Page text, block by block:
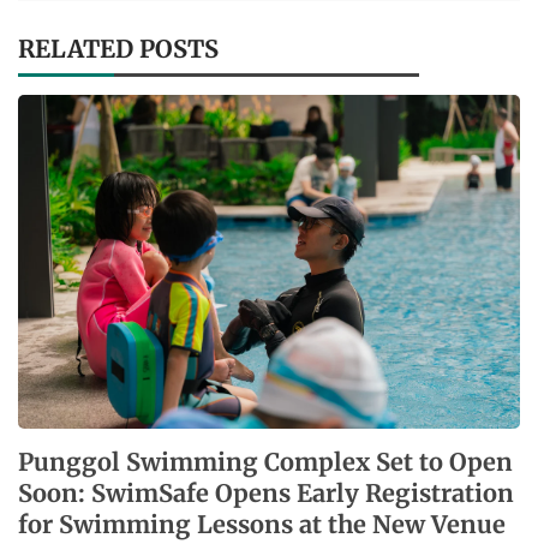
RELATED POSTS
Punggol Swimming Complex Set to Open
Soon: SwimSafe Opens Early Registration
for Swimming Lessons at the New Venue